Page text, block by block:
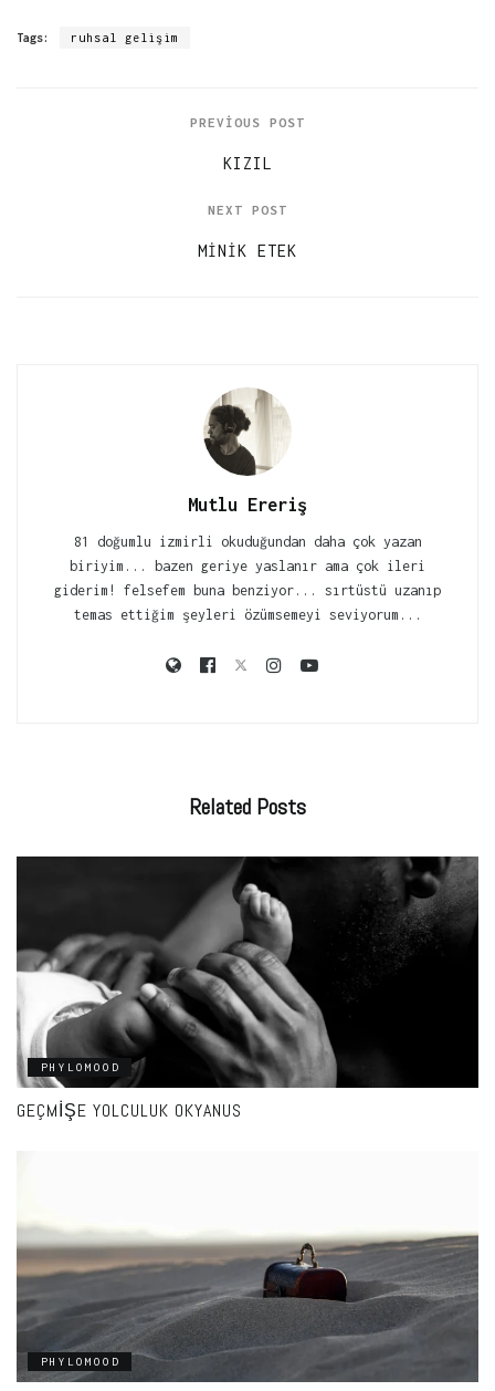
Tags: ruhsal gelişim
PREVIOUS POST
KIZIL
NEXT POST
MINIK ETEK
Mutlu Ereriş
81 doğumlu izmirli okuduğundan daha çok yazan
biriyim... bazen geriye yaslanır ama çok ileri
giderim! felsefem buna benziyor... sırtüstü uzanıp
temas ettiğim şeyleri özümsemeyi seviyorum...
Related Posts
PHYLOMOOD
GEÇMIŞE YOLCULUK OKYANUS
PHYLOMOOD